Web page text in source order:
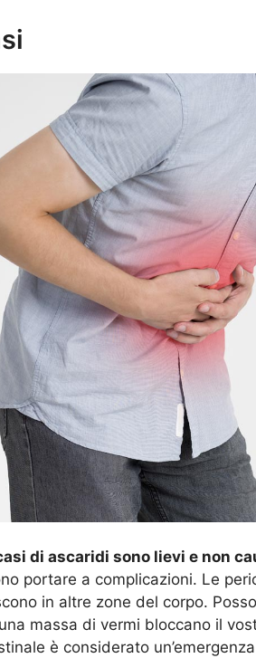
di ascaridi sono lievi e non
portare a complicazioni. Le
in altre zone del corpo.
massa di vermi bloccano il
è considerato